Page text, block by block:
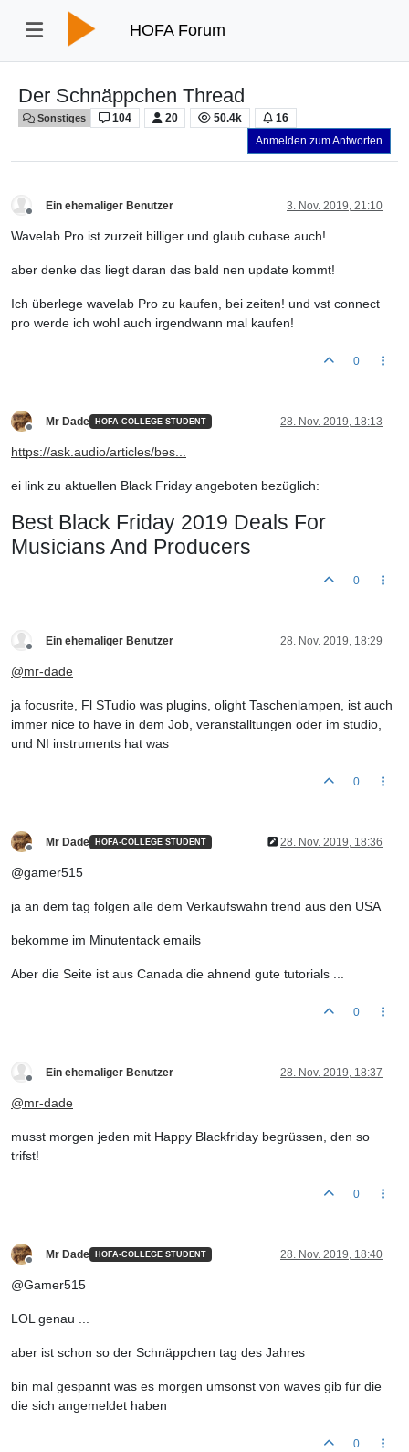
HOFA Forum
Der Schnäppchen Thread
Sonstiges 104 20 50.4k
16
Anmelden zum Antworten
Ein ehemaliger Benutzer 3. Nov. 2019, 21:10
Wavelab Pro ist zurzeit billiger und glaub cubase auch!
aber denke das liegt daran das bald nen update kommt!
Ich überlege wavelab Pro zu kaufen, bei zeiten! und vst connect
pro werde ich wohl auch irgendwann mal kaufen!
0
Mr Dade HOFA-COLLEGE STUDENT 28. Nov. 2019, 18:13
https://ask.audio/articles/bes...
ei link zu aktuellen Black Friday angeboten bezüglich:
Best Black Friday 2019 Deals For
Musicians And Producers
0
Ein ehemaliger Benutzer 28. Nov. 2019, 18:29
@mr-dade
ja focusrite, Fl STudio was plugins, olight Taschenlampen, ist auch
immer nice to have in dem Job, veranstalltungen oder im studio,
und NI instruments hat was
0
Mr Dade HOFA-COLLEGE STUDENT 28. Nov. 2019, 18:36
@gamer515
ja an dem tag folgen alle dem Verkaufswahn trend aus den USA
bekomme im Minutentack emails
Aber die Seite ist aus Canada die ahnend gute tutorials ...
0
Ein ehemaliger Benutzer 28. Nov. 2019, 18:37
@mr-dade
musst morgen jeden mit Happy Blackfriday begrüssen, den so
trifst!
0
Mr Dade HOFA-COLLEGE STUDENT 28. Nov. 2019, 18:40
@Gamer515
LOL genau ...
aber ist schon so der Schnäppchen tag des Jahres
bin mal gespannt was es morgen umsonst von waves gib für die
die sich angemeldet haben
0